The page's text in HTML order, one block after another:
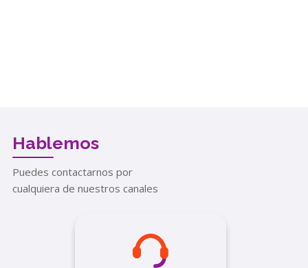
Hablemos
Puedes contactarnos por
cualquiera de nuestros canales